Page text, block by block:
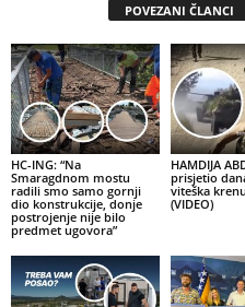
POVEZANI ČLANCI
HC-ING: “Na
Smaragdnom mostu
radili smo samo gornji
dio konstrukcije, donje
postrojenje nije bilo
predmet ugovora”
HAMDIJA
prisjetio
viteška
(VIDEO)